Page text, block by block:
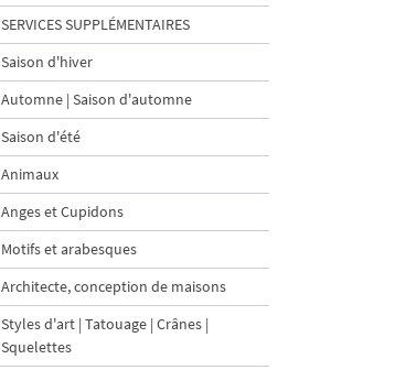
SERVICES SUPPLÉMENTAIRES
Saison d'hiver
Automne | Saison d'automne
Saison d'été
Animaux
Anges et Cupidons
Motifs et arabesques
Architecte, conception de maisons
Styles d'art | Tatouage | Crânes |
Squelettes